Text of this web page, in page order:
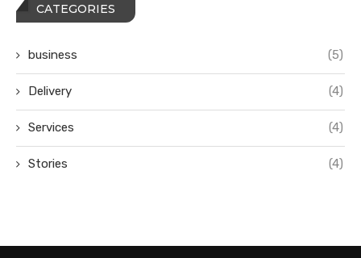
CATEGORIES
business (5)
Delivery (4)
Services (4)
Stories (4)